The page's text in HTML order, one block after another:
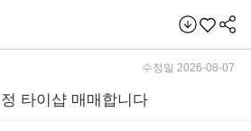
수정일 2026-08-07
타이샵 매매합니다